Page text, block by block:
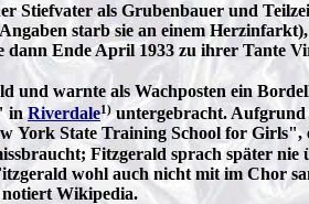
Stiefvater als Grubenbauer und
starb sie an einem
dann Ende April 1933 zu ihrer Tante
und warnte als Wachposten ein
inRiverdale1)untergebracht. Aufgrund
York State Training School for Girls",
Fitzgerald sprach später nie
wohl auch nicht mit im Chor
Wikipedia.